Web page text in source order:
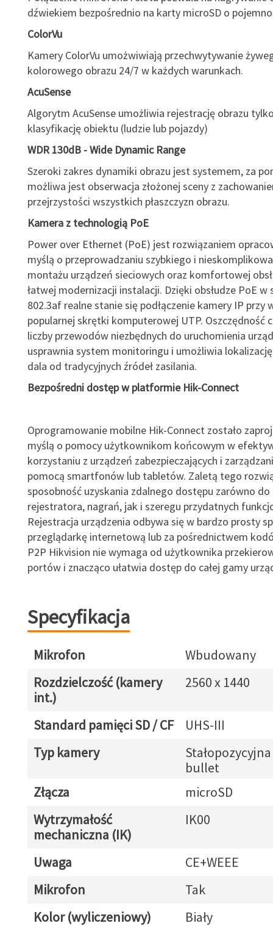
dźwiekiem bezpośrednio na karty microSD o
ColorVu
Kamery ColorVu umożwiwiają przechwytywanie
kolorowego obrazu 24/7 w każdych warunkach.
AcuSense
Algorytm AcuSense umożliwia rejestrację obrazu
klasyfikację obiektu (ludzie lub pojazdy)
WDR 130dB - Wide Dynamic Range
Szeroki zakres dynamiki obrazu jest systemem, za
możliwa jest obserwacja złożonej sceny z
przejrzystości wszystkich płaszczyzn obrazu.
Kamera z technologią PoE
Power over Ethernet (PoE) jest rozwiązaniem
myślą o przeprowadzaniu szybkiego i
montażu urządzeń sieciowych oraz komfortowej
łatwej modernizacji instalacji. Dzięki obsłudze PoE w
802.3af realne stanie się podłączenie kamery IP przy
popularnej skrętki komputerowej UTP. Oszczędność
liczby przewodów niezbędnych do uruchomienia
usprawnia system monitoringu i umożliwia
dala od tradycyjnych źródeł zasilania.
Bezpośredni dostęp w platformie Hik-Connect
Oprogramowanie mobilne Hik-Connect zostało
myślą o pomocy użytkownikom końcowym w
korzystaniu z urządzeń zabezpieczających i
pomocą smartfonów lub tabletów. Zaletą tego
sposobność uzyskania zdalnego dostępu zarówno do
rejestratora, nagrań, jak i szeregu przydatnych
Rejestracja urządzenia odbywa się w bardzo prosty
przeglądarkę internetową lub za pośrednictwem
P2P Hikvision nie wymaga od użytkownika
portów i znacząco ułatwia dostęp do całej gamy
Specyfikacja
Mikrofon
Wbudowany
Rozdzielczość (kamery
int.)
2560 x 1440
Standard pamięci SD / CF
UHS-III
Typ kamery
bullet
Złącza
microSD
Wytrzymałość
mechaniczna (IK)
IK00
Uwaga
CE+WEEE
Mikrofon
Tak
Kolor (wyliczeniowy)
Biały